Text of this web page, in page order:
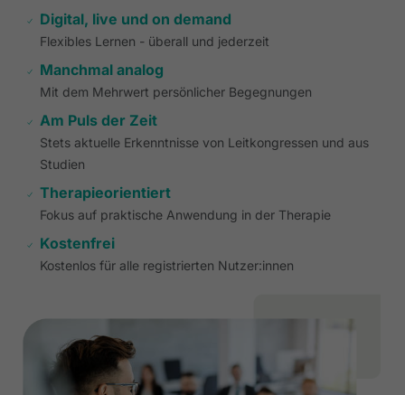
Digital, live und on demand
Flexibles Lernen - überall und jederzeit
Manchmal analog
Mit dem Mehrwert persönlicher Begegnungen
Am Puls der Zeit
Stets aktuelle Erkenntnisse von Leitkongressen und aus
Studien
Therapieorientiert
Fokus auf praktische Anwendung in der Therapie
Kostenfrei
Kostenlos für alle registrierten Nutzer:innen